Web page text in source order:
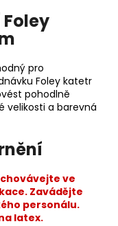
pro
Foley katetr
pohodlně
velikosti a barevná
ve
Zavádějte
personálu.
latex.